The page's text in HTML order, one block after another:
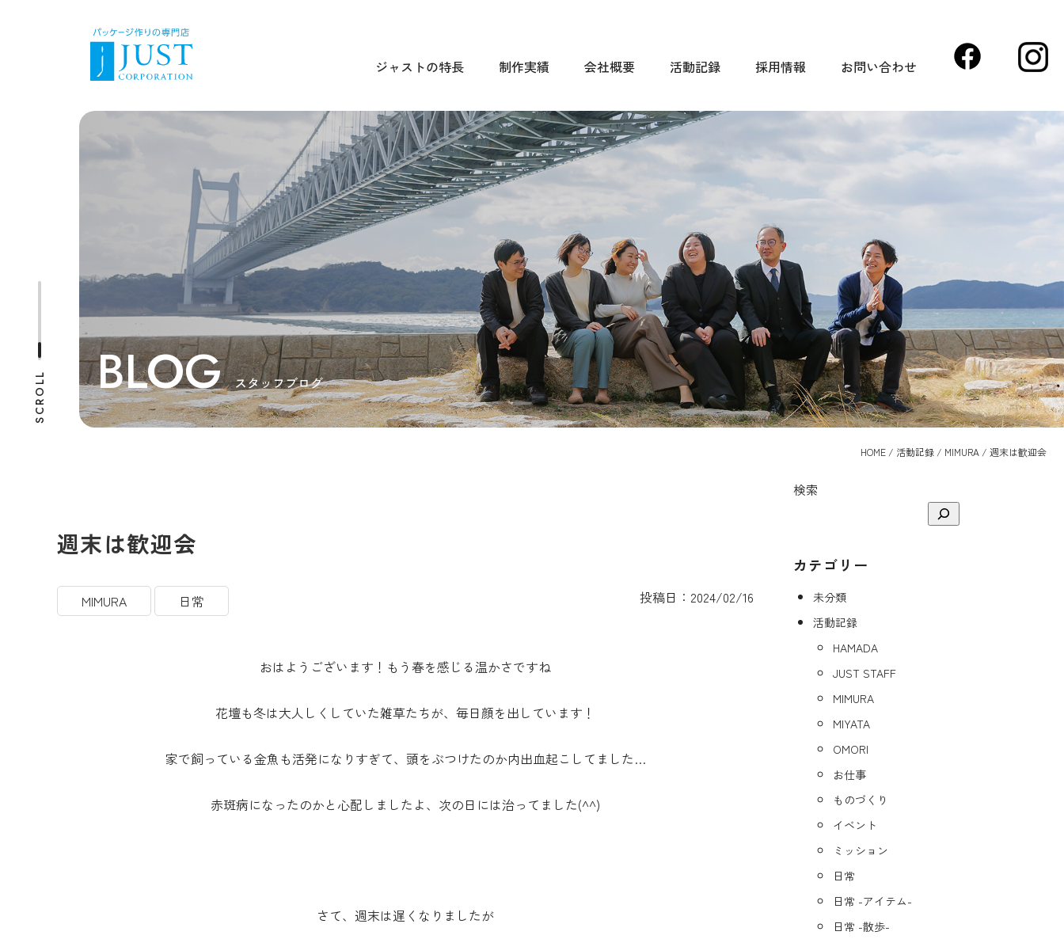
ジャストの特長 制作実績 会社概要 活動記録 採用情報 お問い合わせ
SCROLL BLOG スタッフブログ
HOME / 活動記録 / MIMURA / 週末は歓迎会
週末は歓迎会
MIMURA 日常 投稿日：2024/02/16
おはようございます！もう春を感じる温かさですね
花壇も冬は大人しくしていた雑草たちが、毎日顔を出しています！
家で飼っている金魚も活発になりすぎて、頭をぶつけたのか内出血起こしてました…
赤斑病になったのかと心配しましたよ、次の日には治ってました(^^)
さて、週末は遅くなりましたが
検索
カテゴリー
未分類
活動記録
HAMADA
JUST STAFF
MIMURA
MIYATA
OMORI
お仕事
ものづくり
イベント
ミッション
日常
日常 -アイテム-
日常 -散歩-